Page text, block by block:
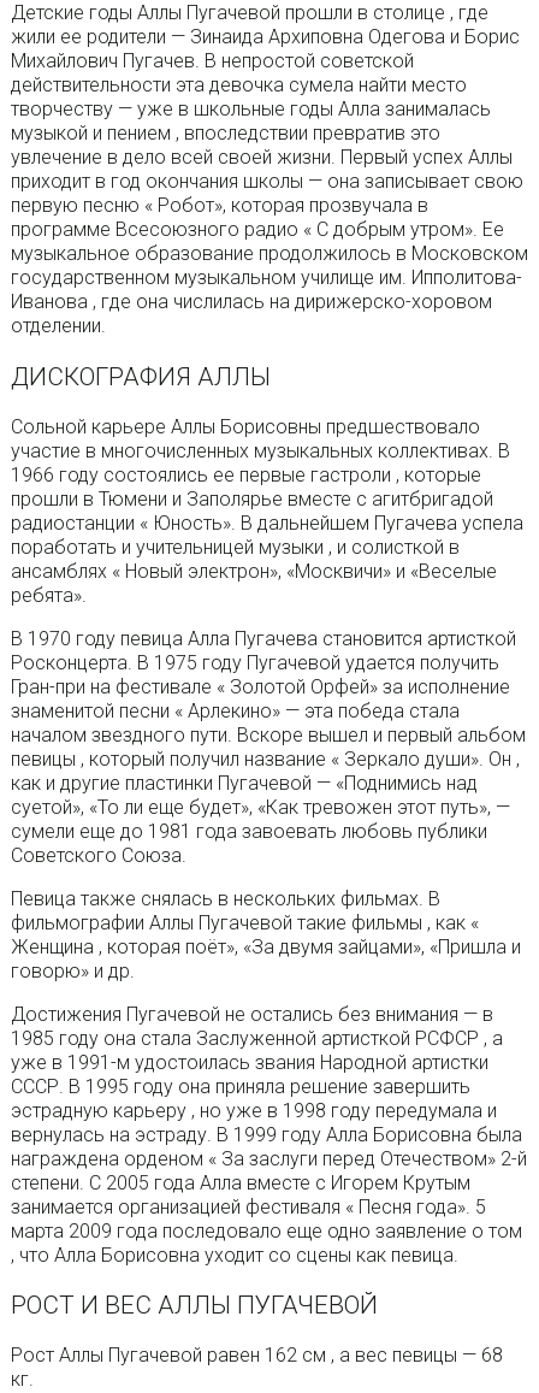
Детские годы Аллы Пугачевой прошли в столице , где
жили ее родители — Зинаида Архиповна Одегова и Борис
Михайлович Пугачев. В непростой советской
действительности эта девочка сумела найти место
творчеству — уже в школьные годы Алла занималась
музыкой и пением , впоследствии превратив это
увлечение в дело всей своей жизни. Первый успех Аллы
приходит в год окончания школы — она записывает свою
первую песню « Робот», которая прозвучала в
программе Всесоюзного радио « С добрым утром». Ее
музыкальное образование продолжилось в Московском
государственном музыкальном училище им. Ипполитова-
Иванова , где она числилась на дирижерско-хоровом
отделении.
ДИСКОГРАФИЯ АЛЛЫ
Сольной карьере Аллы Борисовны предшествовало
участие в многочисленных музыкальных коллективах. В
1966 году состоялись ее первые гастроли , которые
прошли в Тюмени и Заполярье вместе с агитбригадой
радиостанции « Юность». В дальнейшем Пугачева успела
поработать и учительницей музыки , и солисткой в
ансамблях « Новый электрон», «Москвичи» и «Веселые
ребята».
В 1970 году певица Алла Пугачева становится артисткой
Росконцерта. В 1975 году Пугачевой удается получить
Гран-при на фестивале « Золотой Орфей» за исполнение
знаменитой песни « Арлекино» — эта победа стала
началом звездного пути. Вскоре вышел и первый альбом
певицы , который получил название « Зеркало души». Он ,
как и другие пластинки Пугачевой — «Поднимись над
суетой», «То ли еще будет», «Как тревожен этот путь», —
сумели еще до 1981 года завоевать любовь публики
Советского Союза.
Певица также снялась в нескольких фильмах. В
фильмографии Аллы Пугачевой такие фильмы , как «
Женщина , которая поёт», «За двумя зайцами», «Пришла и
говорю» и др.
Достижения Пугачевой не остались без внимания — в
1985 году она стала Заслуженной артисткой РСФСР , а
уже в 1991-м удостоилась звания Народной артистки
СССР. В 1995 году она приняла решение завершить
эстрадную карьеру , но уже в 1998 году передумала и
вернулась на эстраду. В 1999 году Алла Борисовна была
награждена орденом « За заслуги перед Отечеством» 2-й
степени. С 2005 года Алла вместе с Игорем Крутым
занимается организацией фестиваля « Песня года». 5
марта 2009 года последовало еще одно заявление о том
, что Алла Борисовна уходит со сцены как певица.
РОСТ И ВЕС АЛЛЫ ПУГАЧЕВОЙ
Рост Аллы Пугачевой равен 162 см , а вес певицы — 68
кг.